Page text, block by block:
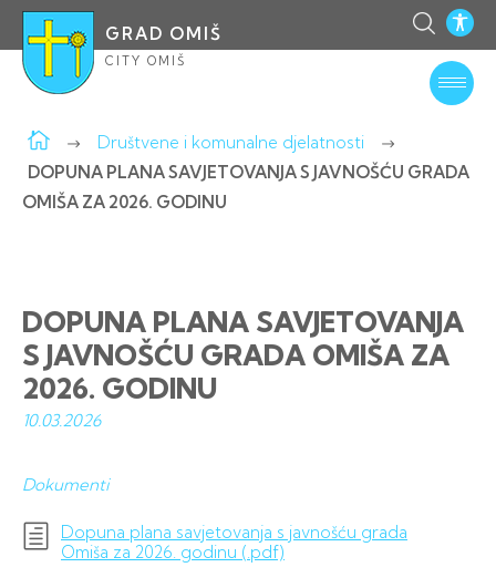
GRAD OMIŠ
CITY OMIŠ
Društvene i komunalne djelatnosti
DOPUNA PLANA SAVJETOVANJA S JAVNOŠĆU GRADA
OMIŠA ZA 2026. GODINU
DOPUNA PLANA SAVJETOVANJA
S JAVNOŠĆU GRADA OMIŠA ZA
2026. GODINU
10.03.2026
Dokumenti
Dopuna plana savjetovanja s javnošću grada
Omiša za 2026. godinu (.pdf)